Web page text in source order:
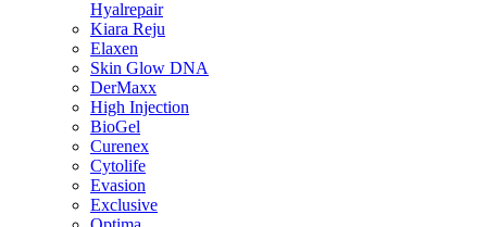
Hyalrepair
Kiara Reju
Elaxen
Skin Glow DNA
DerMaxx
High Injection
BioGel
Curenex
Cytolife
Evasion
Exclusive